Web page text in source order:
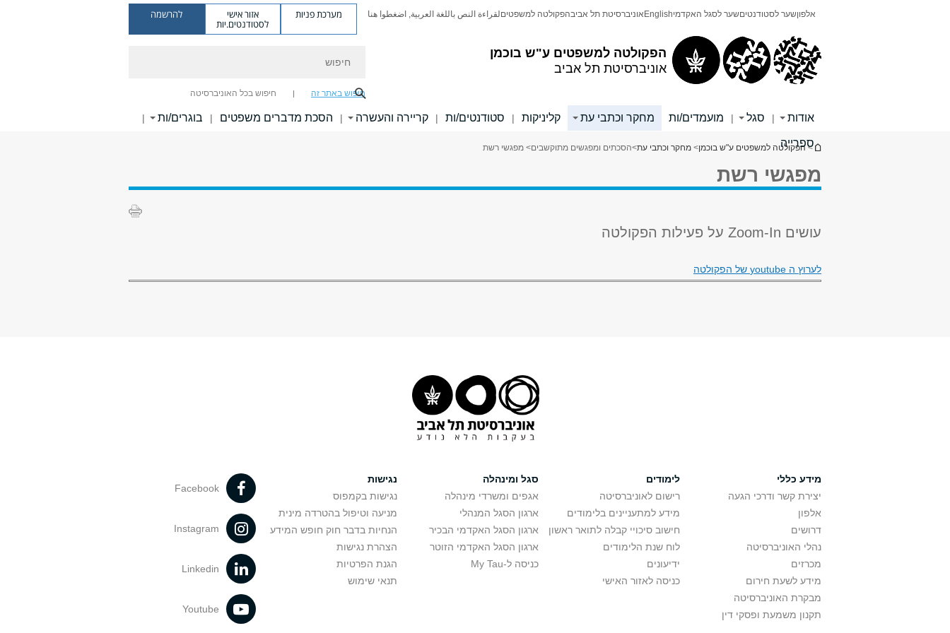
הפקולטה למשפטים ע"ש בוכמן
אוניברסיטת תל אביב
אלפוןשער לסטודנטיםשער לסגל האקדמיEnglish אוניברסיטת תל אביבהפקולטה למשפטיםلقراءة النص باللغة العربية, اضغطوا هنا מערכת פניות אזור אישי
לסטודנטים.יות
להרשמה
חיפוש באתר זה חיפוש בכל האוניברסיטה
אודות | סגל | מועמדים/ות מחקר וכתבי עת קליניקות | סטודנטים/ות | קריירה והעשרה | הסכת מדברים משפטים | בוגרים/ות |
ספרייה
הינך נמצא כאן
> הפקולטה למשפטים ע"ש בוכמן> מחקר וכתבי עת>הסכתים ומפגשים מתוקשבים> מפגשי רשת
מפגשי רשת
עושים Zoom-In על פעילות הפקולטה
לערוץ ה youtube של הפקולטה
מידע כללי
יצירת קשר ודרכי הגעה
אלפון
דרושים
נהלי האוניברסיטה
מכרזים
מידע לשעת חירום
מבקרת האוניברסיטה
תקנון משמעת ופסקי דין
לימודים
רישום לאוניברסיטה
מידע למתעניינים בלימודים
חישוב סיכויי קבלה לתואר ראשון
לוח שנת הלימודים
ידיעונים
כניסה לאזור האישי
סגל ומינהלה
אגפים ומשרדי מינהלה
ארגון הסגל המנהלי
ארגון הסגל האקדמי הבכיר
ארגון הסגל האקדמי הזוטר
כניסה ל-My Tau
נגישות
נגישות בקמפוס
מניעה וטיפול בהטרדה מינית
הנחיות בדבר חוק חופש המידע
הצהרת נגישות
הגנת הפרטיות
תנאי שימוש
Facebook
Instagram
Linkedin
Youtube